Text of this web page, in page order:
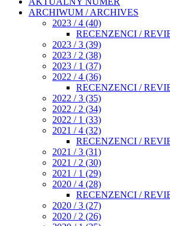
ARCHIWUM / ARCHIVES
2023 / 4 (40)
RECENZENCI /
2023 / 3 (39)
2023 / 2 (38)
2023 / 1 (37)
2022 / 4 (36)
RECENZENCI /
2022 / 3 (35)
2022 / 2 (34)
2022 / 1 (33)
2021 / 4 (32)
RECENZENCI /
2021 / 3 (31)
2021 / 2 (30)
2021 / 1 (29)
2020 / 4 (28)
RECENZENCI /
2020 / 3 (27)
2020 / 2 (26)